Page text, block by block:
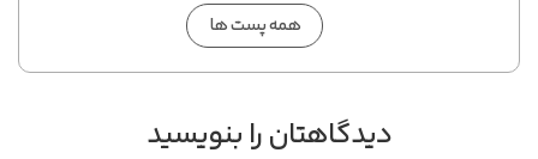
همه پست ها
دیدگاهتان را بنویسید